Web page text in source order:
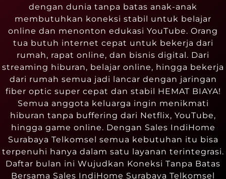
dengan dunia tanpa batas anak-anak
membutuhkan koneksi stabil untuk belajar
online dan menonton edukasi YouTube. Orang
tua butuh internet cepat untuk bekerja dari
rumah, rapat online, dan bisnis digital. Dari
streaming hiburan, belajar online, hingga bekerja
dari rumah semua jadi lancar dengan jaringan
fiber optic super cepat dan stabil HEMAT BIAYA!
Semua anggota keluarga ingin menikmati
hiburan tanpa buffering dari Netflix, YouTube,
hingga game online. Dengan Sales IndiHome
Surabaya Telkomsel semua kebutuhan itu bisa
terpenuhi hanya dalam satu layanan terintegrasi.
Daftar bulan ini Wujudkan Koneksi Tanpa Batas
Bersama Sales IndiHome Surabaya Telkomsel